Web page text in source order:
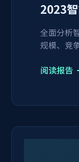
2023
全面分析
规模、竞
阅读报告